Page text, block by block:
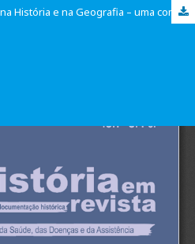
Modelos de espacialidade na História e na Geografia – uma comparação entre a história local francesa e a representação do espaço nas gerações subseqüentes